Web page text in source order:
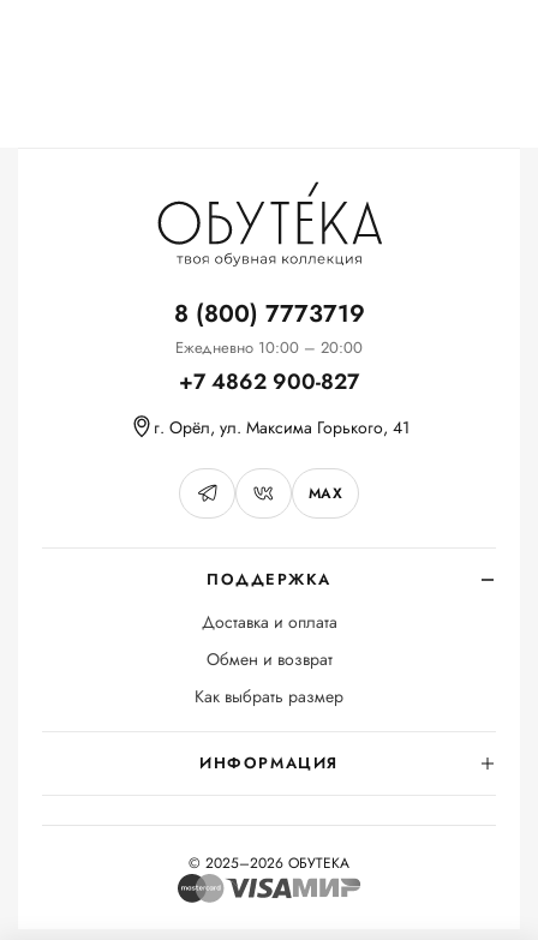
ПОДДЕРЖКА
Доставка и оплата
Обмен и возврат
Как выбрать размер
ИНФОРМАЦИЯ
8 (800) 7773719
Ежедневно 10:00 – 20:00
+7 4862 900-827
г. Орёл, ул. Максима Горького, 41
MAX
© 2025–2026 ОБУТЕКА